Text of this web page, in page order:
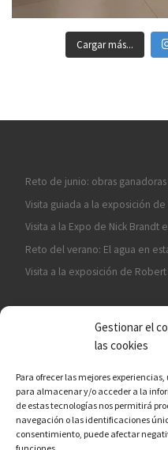
Gestionar el
las cookies
Para ofrecer las mejores
para almacenar y/o acceder a la
de estas tecnologías nos permitirá
navegación o las identificaciones
consentimiento, puede afectar
Cargar más...
Reto de junio: obras ganadoras
Visita guiada a la exposición de
Visita a la Expo de Nick Brandt
Reto del verano: El agua en
Visita a la exposición de
¡ASÓCIATE A CÁMARA